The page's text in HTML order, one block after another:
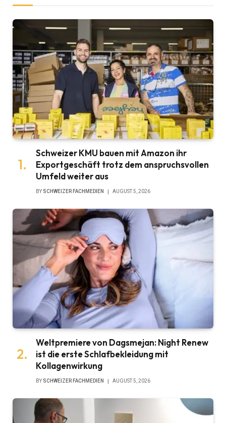
Schweizer KMU bauen mit Amazon ihr
Exportgeschäft trotz dem anspruchsvollen
Umfeld weiter aus
BY SCHWEIZER FACHMEDIEN AUGUST 5, 2026
Weltpremiere von Dagsmejan: Night Renew
ist die erste Schlafbekleidung mit
Kollagenwirkung
BY SCHWEIZER FACHMEDIEN AUGUST 5, 2026